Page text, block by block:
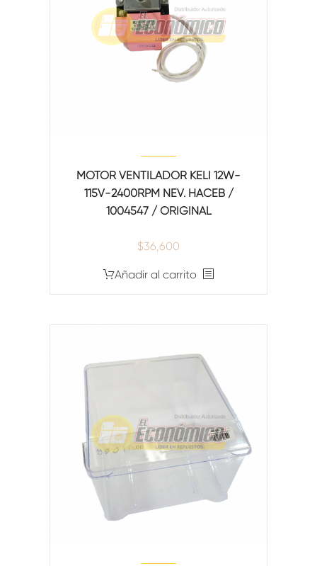
MOTOR VENTILADOR KELI 12W-
115V-2400RPM NEV. HACEB /
1004547 / ORIGINAL
$36,600
Añadir al carrito